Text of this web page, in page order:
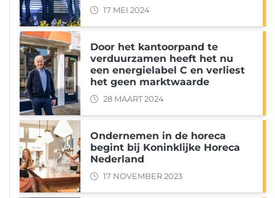
17 MEI 2024
Door het kantoorpand te
verduurzamen heeft het nu
een energielabel C en verliest
het geen marktwaarde
28 MAART 2024
Ondernemen in de horeca
begint bij Koninklijke Horeca
Nederland
17 NOVEMBER 2023